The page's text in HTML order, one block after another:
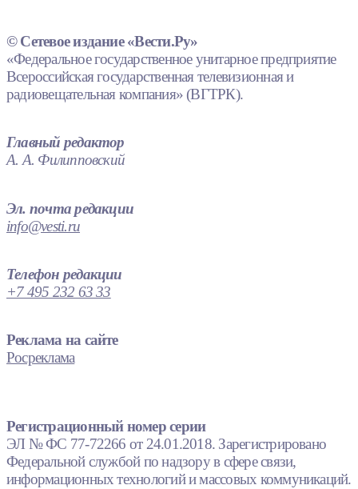
© Сетевое издание «Вести.Ру»
«Федеральное государственное унитарное предприятие
Всероссийская государственная телевизионная и
радиовещательная компания» (ВГТРК).
Главный редактор
А. А. Филипповский
Эл. почта редакции
info@vesti.ru
Телефон редакции
+7 495 232 63 33
Реклама на сайте
Росреклама
Регистрационный номер серии
ЭЛ № ФС 77-72266 от 24.01.2018. Зарегистрировано
Федеральной службой по надзору в сфере связи,
информационных технологий и массовых коммуникаций.